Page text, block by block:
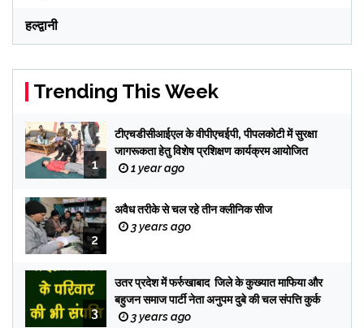
हल्द्वानी
Trending This Week
1
टीएचडीसीआईएल के वीपीएचईपी, पीपलकोटी में सुरक्षा
जागरूकता हेतु विशेष प्रशिक्षण कार्यक्रम आयोजित
1 year ago
2
अवैध तरीके से चल रहे तीन क्लीनिक सीज
3 years ago
3
उतर प्रदेश में फर्रुखाबाद जिले के कुख्यात माफिया और
बहुजन समाज पार्टी नेता अनुपम दुबे की चल संपत्ति कुर्क
3 years ago